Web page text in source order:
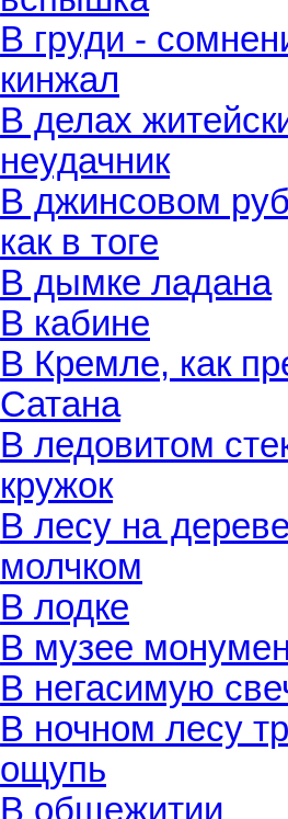
В груди -
кинжал
В делах
неудачник
В джинсовом
как в тоге
В дымке ладана
В кабине
В Кремле, как
Сатана
В ледовитом
кружок
В лесу на
молчком
В лодке
В музее
В негасимую
В ночном лесу
ощупь
В общежитии